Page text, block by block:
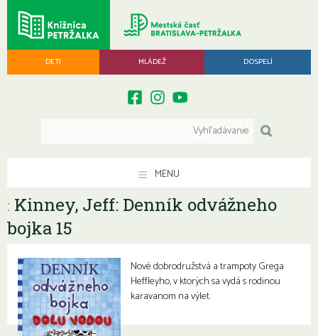
DETI MLÁDEŽ DOSPELÍ
MENU
: Kinney, Jeff: Denník odvážneho
bojka 15
Nové dobrodružstvá a trampoty Grega
Heffleyho, v ktorých sa vydá s rodinou
karavanom na výlet.